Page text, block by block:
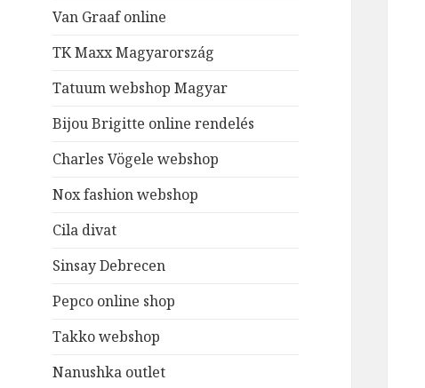
Van Graaf online
TK Maxx Magyarország
Tatuum webshop Magyar
Bijou Brigitte online rendelés
Charles Vögele webshop
Nox fashion webshop
Cila divat
Sinsay Debrecen
Pepco online shop
Takko webshop
Nanushka outlet